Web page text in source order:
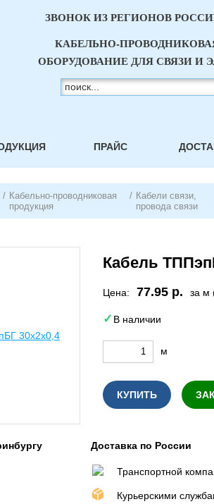
ЗВОНОК ИЗ РЕГИОНОВ
КАБЕЛЬНО-
ОБОРУДОВАНИЕ ДЛЯ СВЯЗИ И
ПРАЙС
/ Кабельно-проводниковая
продукция
/ Кабели связи,
провода связи
Кабель
Цена: 77.95 р. за м
В наличии
м
КУПИТЬ
Доставка по России
Транспортной
Курьерскими